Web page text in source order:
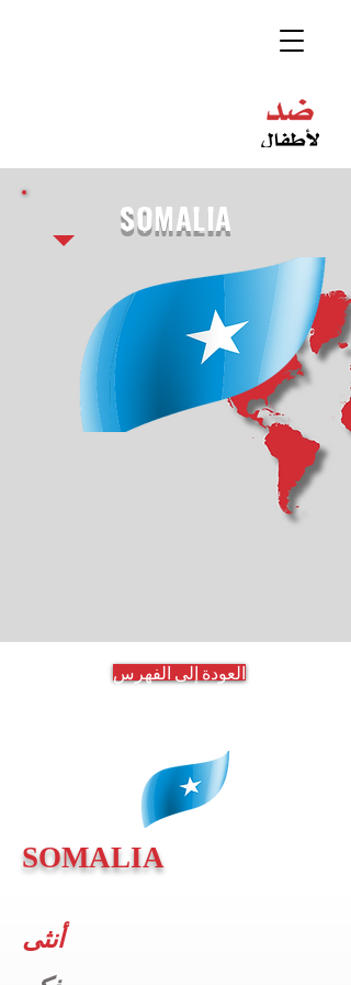
SOMALIA
العودة إلى الفهرس
SOMALIA
أنثى